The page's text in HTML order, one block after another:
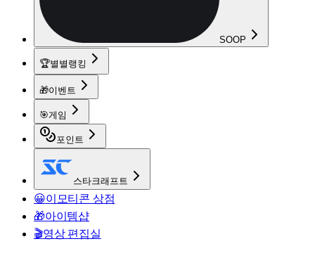
SOOP
🏆별별랭킹
🎁이벤트
🎯게임
포인트
스타크래프트
😀이모티콘 상점
🎁아이템샵
🎬영상 편집실